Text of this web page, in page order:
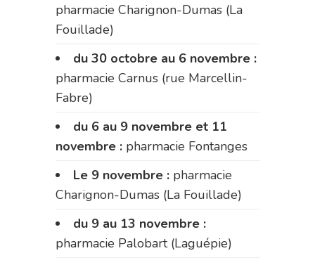
pharmacie Charignon-Dumas (La
Fouillade)
du 30 octobre au 6 novembre :
pharmacie Carnus (rue Marcellin-
Fabre)
du 6 au 9 novembre et 11
novembre : pharmacie Fontanges
Le 9 novembre : pharmacie
Charignon-Dumas (La Fouillade)
du 9 au 13 novembre :
pharmacie Palobart (Laguépie)